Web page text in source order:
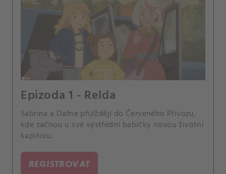
Epizoda 1 - Relda
Sabrina a Dafne přijíždějí do Červeného Přívozu,
kde začnou u své výstřední babičky novou životní
kapitolu.
REGISTROVAT